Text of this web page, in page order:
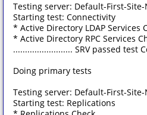
Testing server: Default-First-Site-
Starting test: Connectivity
* Active Directory LDAP Services
* Active Directory RPC Services
......................... SRV passed test
Doing primary tests
Testing server: Default-First-Site-
Starting test: Replications